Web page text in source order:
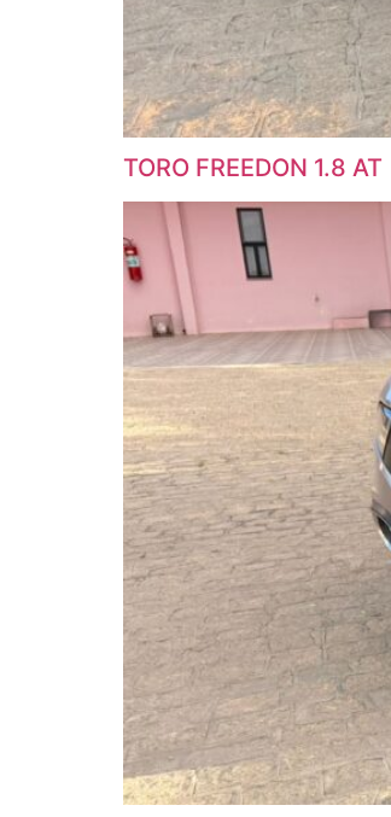
TORO FREEDON 1.8 AT